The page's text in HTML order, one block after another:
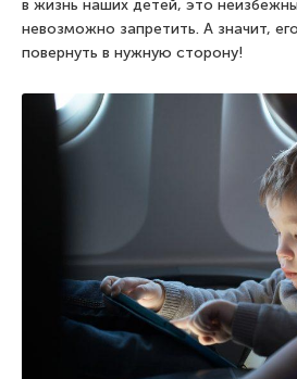
в жизнь наших детей, это
невозможно запретить. А значит,
повернуть в нужную сторону!